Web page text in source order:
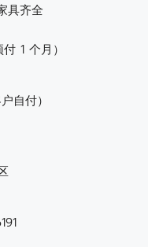
具齐全
1 个月）
自付）